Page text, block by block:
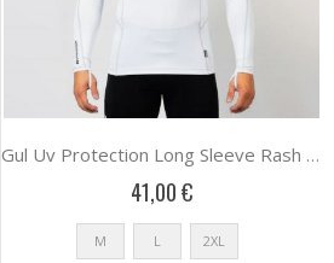
Gul Uv Protection Long Sleeve Rash Vest
41,00 €
M L 2XL